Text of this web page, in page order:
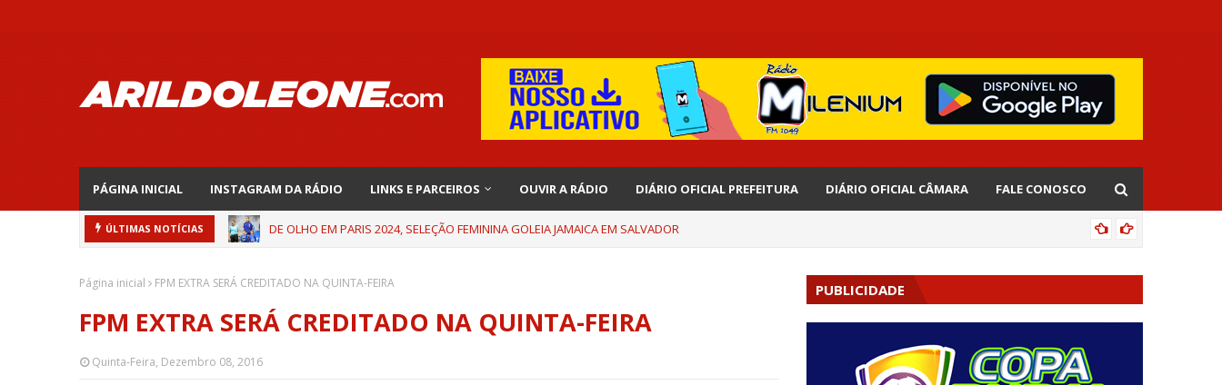
PÁGINA INICIAL INSTAGRAM DA RÁDIO LINKS E PARCEIROS OUVIR A RÁDIO DIÁRIO OFICIAL PREFEITURA DIÁRIO OFICIAL CÂMARA FALE CONOSCO
ÚLTIMAS NOTÍCIAS DE OLHO EM PARIS 2024, SELEÇÃO FEMININA GOLEIA JAMAICA EM SALVADOR
Página inicial FPM EXTRA SERÁ CREDITADO NA QUINTA-FEIRA
FPM EXTRA SERÁ CREDITADO NA QUINTA-FEIRA
Quinta-Feira, Dezembro 08, 2016
PUBLICIDADE